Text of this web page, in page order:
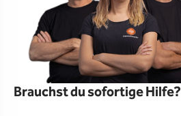
Brauchst du sofortige Hilfe?